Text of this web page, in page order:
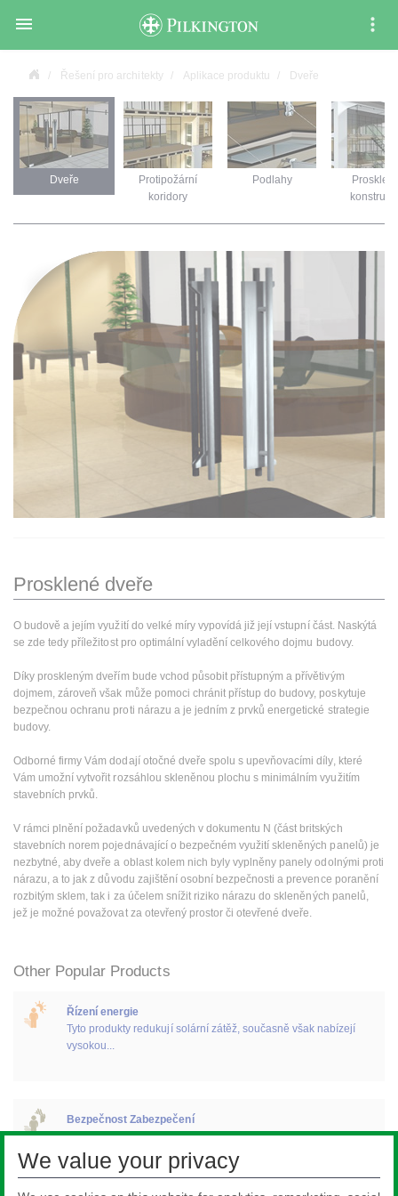

Řešení pro architekty Aplikace produktu Dveře
Dveře
Protipožární
koridory
Podlahy
Prosklené dveře
O budově a jejím využití do velké míry vypovídá již její vstupní část. Naskýtá
se zde tedy příležitost pro optimální vyladění celkového dojmu budovy.
Díky proskleným dveřím bude vchod působit přístupným a přívětivým
dojmem, zároveň však může pomoci chránit přístup do budovy, poskytuje
bezpečnou ochranu proti nárazu a je jedním z prvků energetické strategie
budovy.
Odborné firmy Vám dodají otočné dveře spolu s upevňovacími díly, které
Vám umožní vytvořit rozsáhlou skleněnou plochu s minimálním využitím
stavebních prvků.
V rámci plnění požadavků uvedených v dokumentu N (část britských
stavebních norem pojednávající o bezpečném využití skleněných panelů) je
nezbytné, aby dveře a oblast kolem nich byly vyplněny panely odolnými proti
nárazu, a to jak z důvodu zajištění osobní bezpečnosti a prevence poranění
rozbitým sklem, tak i za účelem snížit riziko nárazu do skleněných panelů,
jež je možné považovat za otevřený prostor či otevřené dveře.
Other Popular Products
Řízení energie
Tyto produkty redukují solární zátěž, současně však nabízejí
vysokou...
Bezpečnost Zabezpečení
Bezpečnostní skla zajišťují ochranu před zraněním při nárazu a
také...
We value your privacy